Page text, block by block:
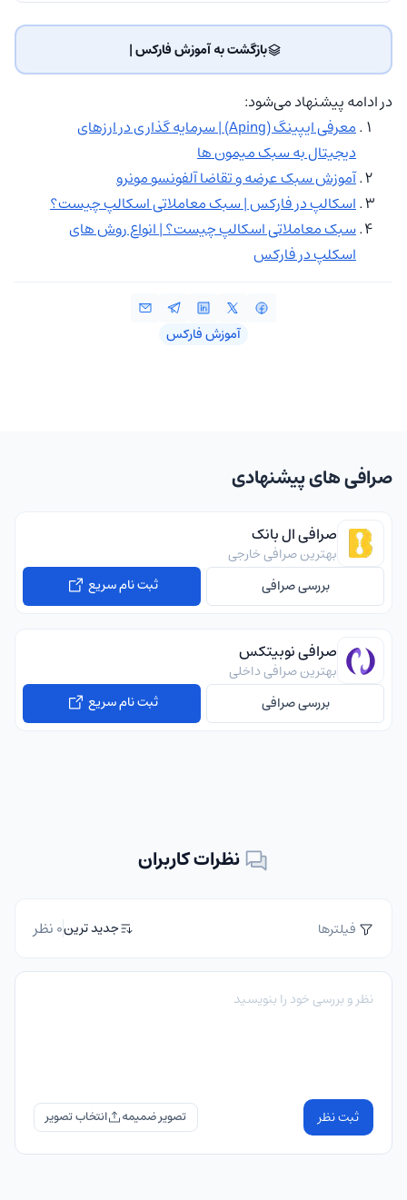
بازگشت به آموزش فارکس | ‌
در ادامه پیشنهاد می‌شود:
معرفی ایپینگ (Aping) | سرمایه گذاری در ارزهای
دیجیتال به سبک میمون ها
آموزش سبک عرضه و تقاضا آلفونسو مونرو
اسکالپ در فارکس | سبک معاملاتی اسکالپ چیست؟
سبک معاملاتی اسکالپ چیست؟ | انواع روش های
اسکلپ در فارکس
آموزش فارکس
صرافی های پیشنهادی
صرافی ال بانک
بهترین صرافی خارجی
بررسی صرافی
ثبت نام سریع
صرافی نوبیتکس
بهترین صرافی داخلی
بررسی صرافی
ثبت نام سریع
نظرات کاربران
فیلترها جدید ترین0 نظر
ثبت نظر تصویر ضمیمه